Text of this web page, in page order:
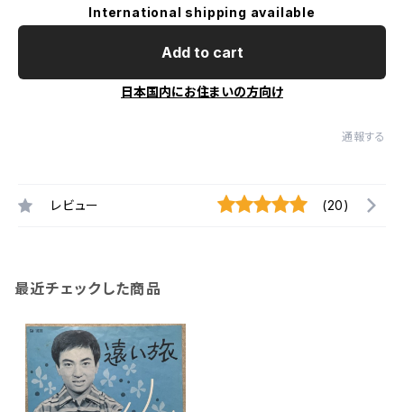
International shipping available
Add to cart
日本国内にお住まいの方向け
通報する
レビュー (20)
最近チェックした商品